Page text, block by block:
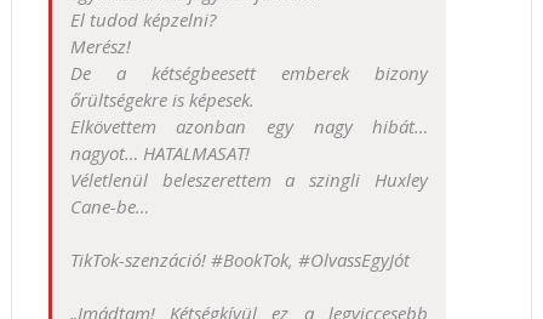
El tudod képzelni?
Merész!
De a kétségbeesett emberek bizony
őrültségekre is képesek.
Elkövettem azonban egy nagy hibát…
nagyot… HATALMASAT!
Véletlenül beleszerettem a szingli Huxley
Cane-be…
TikTok-szenzáció! #BookTok, #OlvassEgyJót
„Imádtam! Kétségkívül ez a legviccesebb